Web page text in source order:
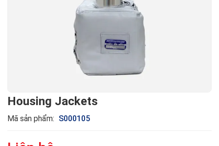
Housing Jackets
Mã sản phẩm: S000105